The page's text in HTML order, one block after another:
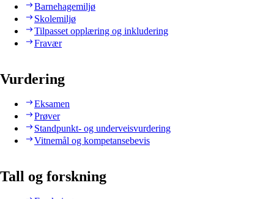
Barnehagemiljø
Skolemiljø
Tilpasset opplæring og inkludering
Fravær
Vurdering
Eksamen
Prøver
Standpunkt- og underveisvurdering
Vitnemål og kompetansebevis
Tall og forskning